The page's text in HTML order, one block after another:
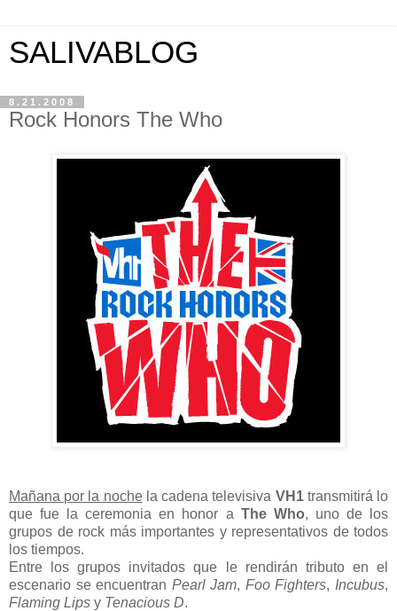
SALIVABLOG
8.21.2008
Rock Honors The Who
Mañana por la nochela cadena televisiva VH1transmitirá lo
que fue la ceremonia en honor a The Who, uno de los
grupos de rock más importantes y representativos de todos
los tiempos.
Entre los grupos invitados que le rendirán tributo en el
escenario se encuentran Pearl Jam, Foo Fighters, Incubus,
Flaming Lips y Tenacious D.